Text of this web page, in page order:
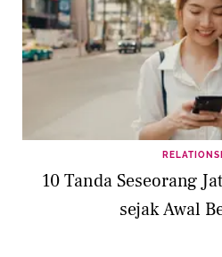
10 Tanda Seseorang
sejak Awal